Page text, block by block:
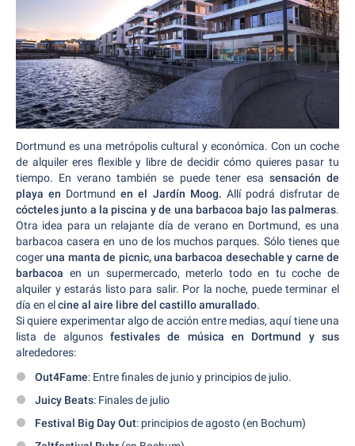
Dortmund es una metrópolis cultural y económica. Con un coche
de alquiler eres flexible y libre de decidir cómo quieres pasar tu
tiempo. En verano también se puede tener esa sensación de
playa en Dortmunden el Jardín Moog. Allí podrá disfrutar de
cócteles junto a la piscina y de una barbacoa bajo las palmeras.
Otra idea para un relajante día de verano en Dortmund, es una
barbacoa casera en uno de los muchos parques. Sólo tienes que
cogeruna manta de picnic, una barbacoa desechable y carne de
barbacoa en un supermercado, meterlo todo en tu coche de
alquiler y estarás listo para salir. Por la noche, puede terminar el
día en elcine al aire libre del castillo amurallado.
Si quiere experimentar algo de acción entre medias, aquí tiene una
lista de algunos festivales de música en Dortmund y sus
alrededores:
Out4Fame: Entre finales de junio y principios de julio.
Juicy Beats: Finales de julio
Festival Big Day Out: principios de agosto (en Bochum)